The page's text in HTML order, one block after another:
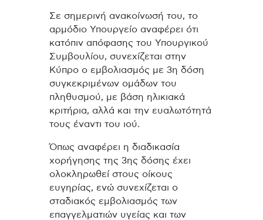
Σε σημερινή ανακοίνωσή του, το
αρμόδιο Υπουργείο αναφέρει ότι
κατόπιν απόφασης του Υπουργικού
Συμβουλίου, συνεχίζεται στην
Κύπρο ο εμβολιασμός με 3η δόση
συγκεκριμένων ομάδων του
πληθυσμού, με βάση ηλικιακά
κριτήρια, αλλά και την ευαλωτότητά
τους έναντι του ιού.
Όπως αναφέρει η διαδικασία
χορήγησης της 3ης δόσης έχει
ολοκληρωθεί στους οίκους
ευγηρίας, ενώ συνεχίζεται ο
σταδιακός εμβολιασμός των
επαγγελματιών υγείας και των